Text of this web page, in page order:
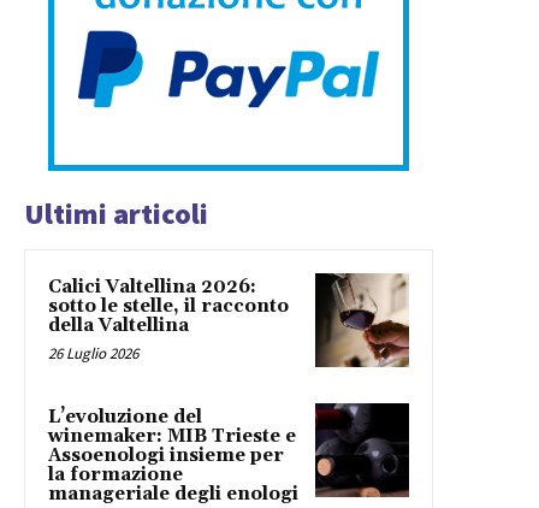
Ultimi articoli
Calici Valtellina 2026:
sotto le stelle, il racconto
della Valtellina
26 Luglio 2026
L’evoluzione del
winemaker: MIB Trieste e
Assoenologi insieme per
la formazione
manageriale degli enologi